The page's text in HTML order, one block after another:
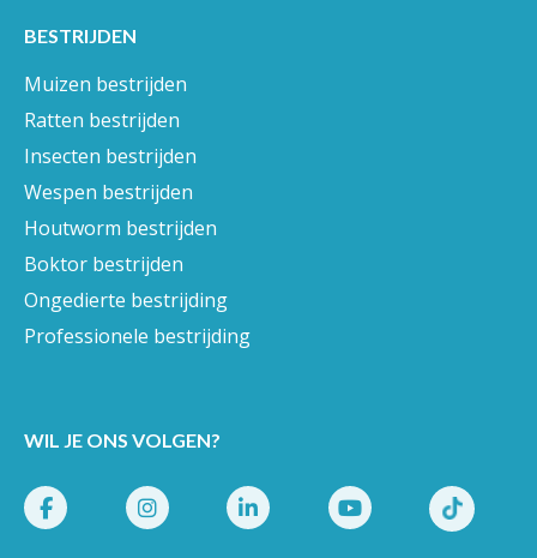
BESTRIJDEN
Muizen bestrijden
Ratten bestrijden
Insecten bestrijden
Wespen bestrijden
Houtworm bestrijden
Boktor bestrijden
Ongedierte bestrijding
Professionele bestrijding
WIL JE ONS VOLGEN?